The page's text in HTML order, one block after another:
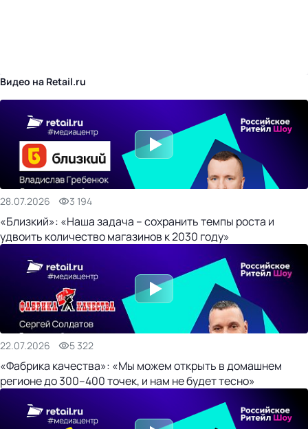
Видео на Retail.ru
28.07.2026 3 194
«Близкий»: «Наша задача – сохранить темпы роста и
удвоить количество магазинов к 2030 году»
22.07.2026 5 322
«Фабрика качества»: «Мы можем открыть в домашнем
регионе до 300–400 точек, и нам не будет тесно»